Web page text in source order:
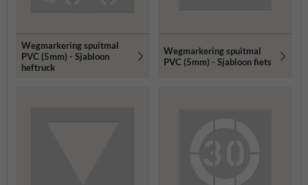
Wegmarkering spuitmal
PVC (5mm) - Sjabloon
heftruck
Wegmarkering spuitmal
PVC (5mm) - Sjabloon fiets